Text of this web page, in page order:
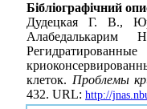
Бібліографічний
Дудецкая Г. В.,
клеток. Проблемы
432. URL: http://